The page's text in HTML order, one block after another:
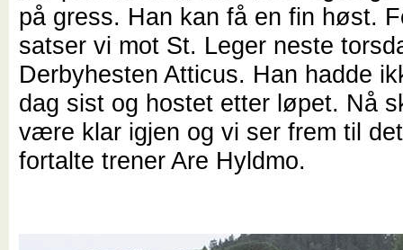
på gress. Han kan få en fin høst.
satser vi mot St. Leger neste
Derbyhesten Atticus. Han hadde
dag sist og hostet etter løpet. Nå
være klar igjen og vi ser frem til
fortalte trener Are Hyldmo.